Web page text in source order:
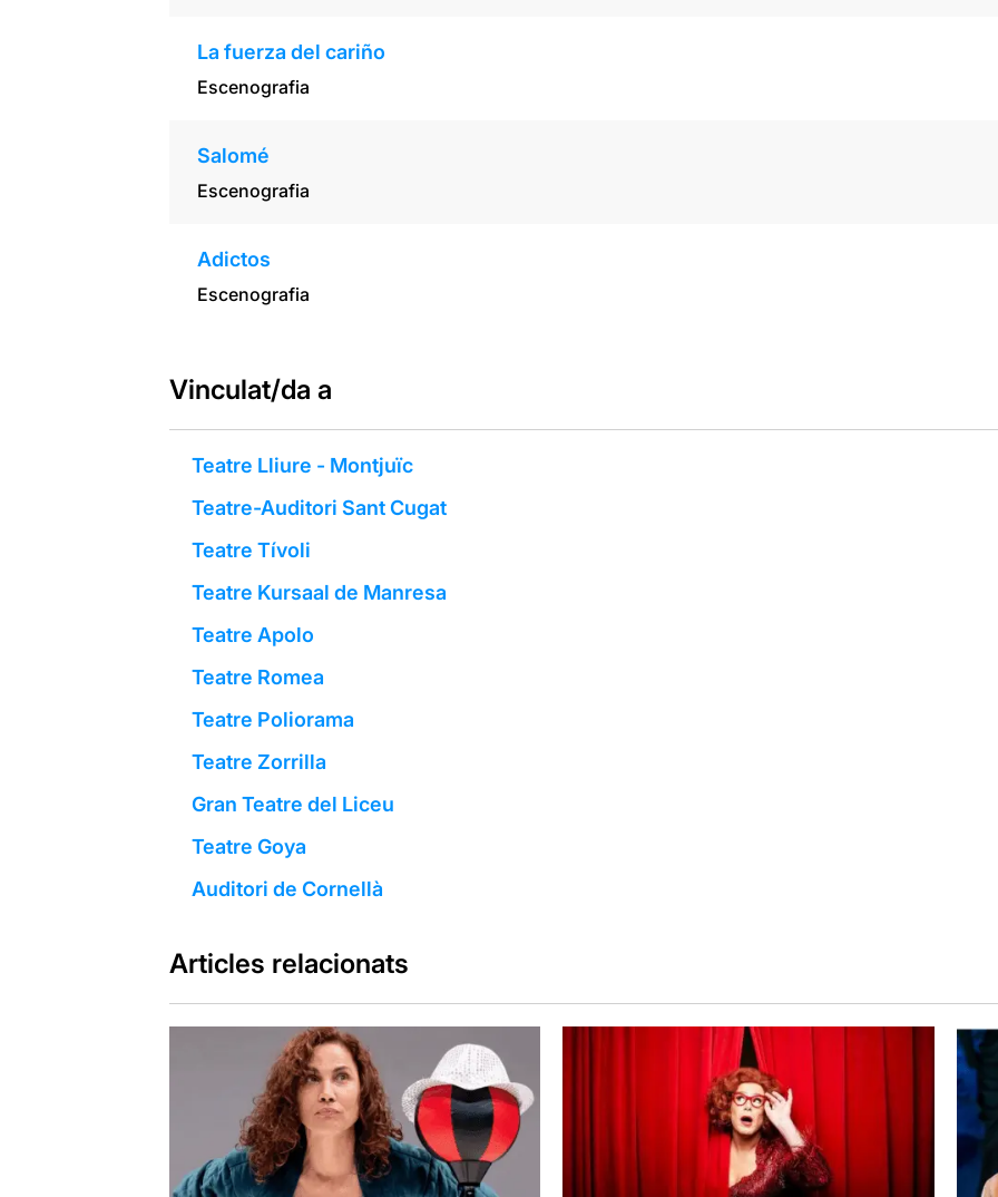
La fuerza del cariño
Escenografia
Salomé
Escenografia
Adictos
Escenografia
Vinculat/da a
Teatre Lliure - Montjuïc
Teatre-Auditori Sant Cugat
Teatre Tívoli
Teatre Kursaal de Manresa
Teatre Apolo
Teatre Romea
Teatre Poliorama
Teatre Zorrilla
Gran Teatre del Liceu
Teatre Goya
Auditori de Cornellà
Articles relacionats